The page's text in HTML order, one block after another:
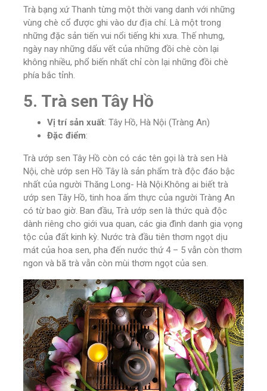
Trà bạng xứ Thanh từng một thời vang danh với những
vùng chè cổ được ghi vào dư địa chí. Là một trong
những đặc sản tiến vui nổi tiếng khi xưa. Thế nhưng,
ngày nay những dấu vết của những đồi chè còn lại
không nhiều, phổ biến nhất chỉ còn lại những đồi chè
phía bắc tỉnh.
5. Trà sen Tây Hồ
Vị trí sản xuất: Tây Hồ, Hà Nội (Tràng An)
Đặc điểm:
Trà ướp sen Tây Hồ còn có các tên gọi là trà sen Hà
Nội, chè ướp sen Hồ Tây là sản phẩm trà độc đáo bậc
nhất của người Thăng Long- Hà Nội.Không ai biết trà
ướp sen Tây Hồ, tinh hoa ẩm thực của người Tràng An
có từ bao giờ. Ban đầu, Trà ướp sen là thức quà độc
dành riêng cho giới vua quan, các gia đình danh gia vọng
tộc của đất kinh kỳ. Nước trà đầu tiên thơm ngọt dịu
mát của hoa sen, pha đến nước thứ 4 – 5 vẫn còn thơm
ngon và bã trà vẫn còn mùi thơm ngọt của sen.